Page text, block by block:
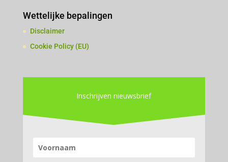
Wettelijke bepalingen
Disclaimer
Cookie Policy (EU)
Inschrijven nieuwsbrief